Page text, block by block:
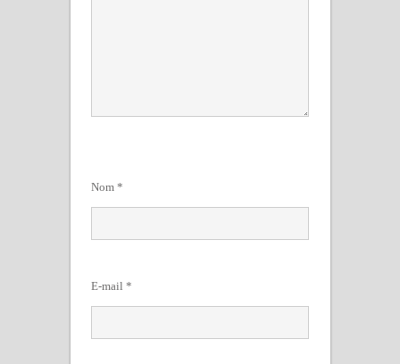
Nom *
E-mail *